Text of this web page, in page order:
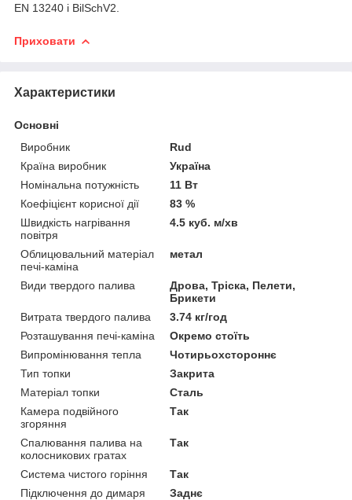
EN 13240 і BilSchV2.
Приховати
Характеристики
Основні
Виробник
Rud
Країна виробник
Україна
Номінальна потужність
11 Вт
Коефіцієнт корисної дії
83 %
Швидкість нагрівання
повітря
4.5 куб. м/хв
Облицювальний матеріал
печі-каміна
метал
Види твердого палива
Дрова, Тріска, Пелети,
Брикети
Витрата твердого палива
3.74 кг/год
Розташування печі-каміна
Окремо стоїть
Випромінювання тепла
Чотирьохстороннє
Тип топки
Закрита
Матеріал топки
Сталь
Камера подвійного
згоряння
Так
Спалювання палива на
колосникових гратах
Так
Система чистого горіння
Так
Підключення до димаря
Заднє